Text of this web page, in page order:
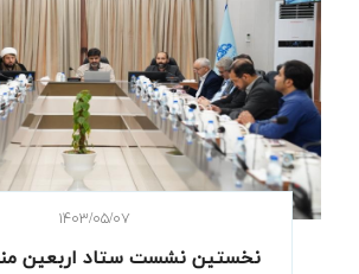
۱۴۰۳/۰۵/۰۷
نخستین نشست ستاد اربعین